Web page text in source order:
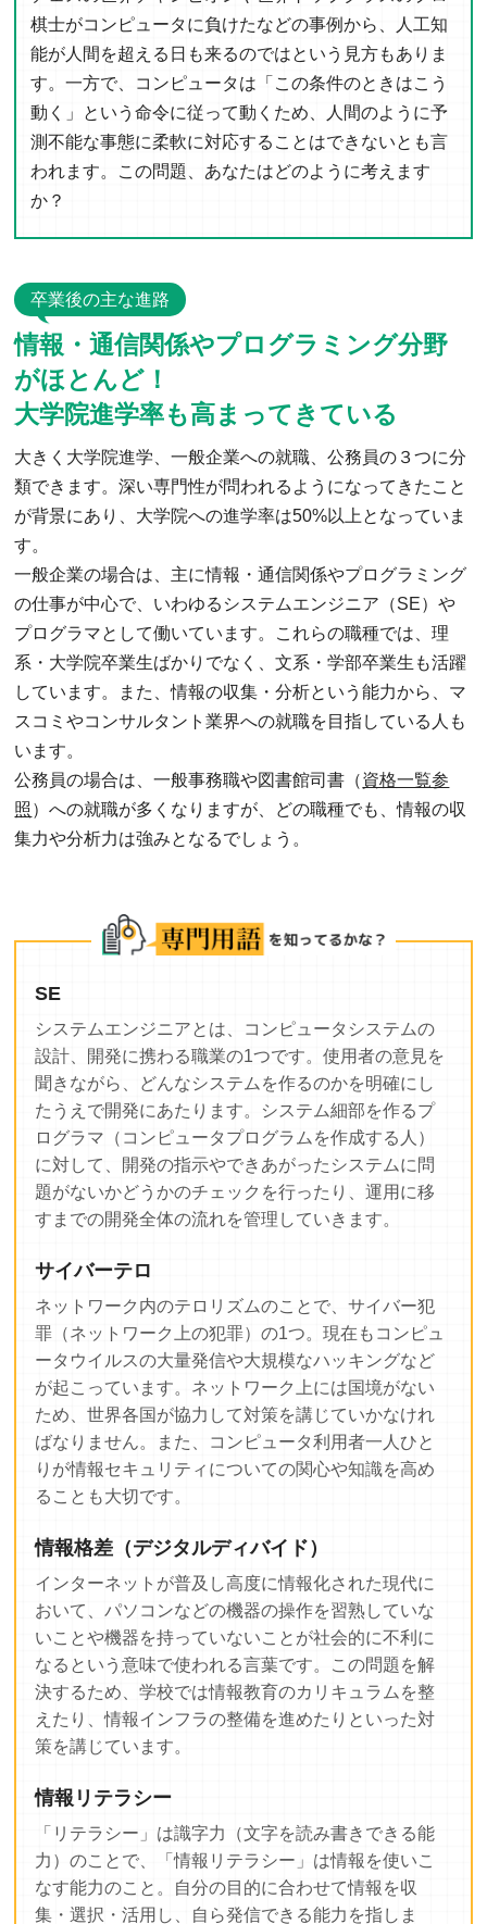
棋士がコンピュータに負けたなどの事例から、人工知
能が人間を超える日も来るのではという見方もありま
す。一方で、コンピュータは「この条件のときはこう
動く」という命令に従って動くため、人間のように予
測不能な事態に柔軟に対応することはできないとも言
われます。この問題、あなたはどのように考えます
か？
卒業後の主な進路
情報・通信関係やプログラミング分野
がほとんど！
大学院進学率も高まってきている
大きく大学院進学、一般企業への就職、公務員の３つに分
類できます。深い専門性が問われるようになってきたこと
が背景にあり、大学院への進学率は50%以上となっていま
す。
一般企業の場合は、主に情報・通信関係やプログラミング
の仕事が中心で、いわゆるシステムエンジニア（SE）や
プログラマとして働いています。これらの職種では、理
系・大学院卒業生ばかりでなく、文系・学部卒業生も活躍
しています。また、情報の収集・分析という能力から、マ
スコミやコンサルタント業界への就職を目指している人も
います。
公務員の場合は、一般事務職や図書館司書（資格一覧参
照）への就職が多くなりますが、どの職種でも、情報の収
集力や分析力は強みとなるでしょう。
SE
システムエンジニアとは、コンピュータシステムの
設計、開発に携わる職業の1つです。使用者の意見を
聞きながら、どんなシステムを作るのかを明確にし
たうえで開発にあたります。システム細部を作るプ
ログラマ（コンピュータプログラムを作成する人）
に対して、開発の指示やできあがったシステムに問
題がないかどうかのチェックを行ったり、運用に移
すまでの開発全体の流れを管理していきます。
サイバーテロ
ネットワーク内のテロリズムのことで、サイバー犯
罪（ネットワーク上の犯罪）の1つ。現在もコンピュ
ータウイルスの大量発信や大規模なハッキングなど
が起こっています。ネットワーク上には国境がない
ため、世界各国が協力して対策を講じていかなけれ
ばなりません。また、コンピュータ利用者一人ひと
りが情報セキュリティについての関心や知識を高め
ることも大切です。
情報格差（デジタルディバイド）
インターネットが普及し高度に情報化された現代に
おいて、パソコンなどの機器の操作を習熟していな
いことや機器を持っていないことが社会的に不利に
なるという意味で使われる言葉です。この問題を解
決するため、学校では情報教育のカリキュラムを整
えたり、情報インフラの整備を進めたりといった対
策を講じています。
情報リテラシー
「リテラシー」は識字力（文字を読み書きできる能
力）のことで、「情報リテラシー」は情報を使いこ
なす能力のこと。自分の目的に合わせて情報を収
集・選択・活用し、自ら発信できる能力を指しま